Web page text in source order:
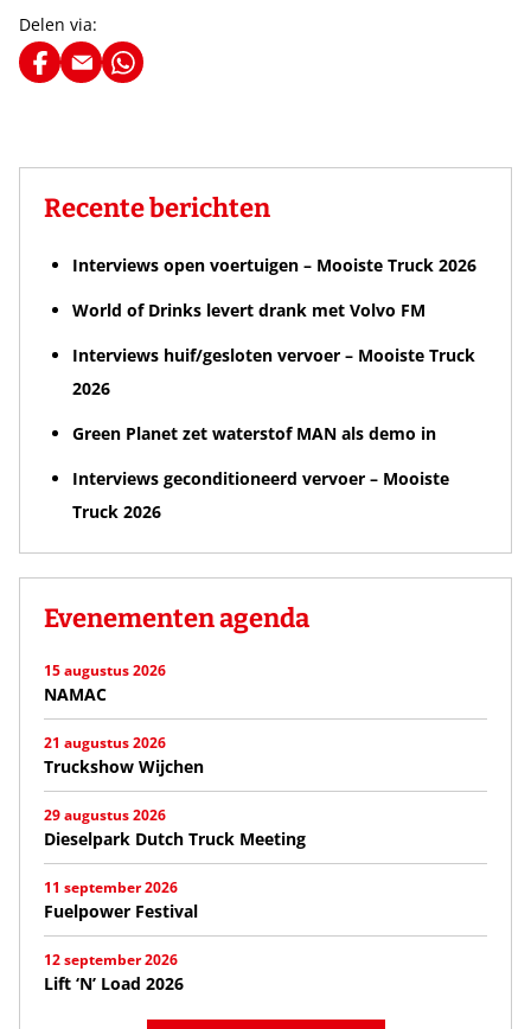
Delen via:
Recente berichten
Interviews open voertuigen – Mooiste Truck 2026
World of Drinks levert drank met Volvo FM
Interviews huif/gesloten vervoer – Mooiste Truck
2026
Green Planet zet waterstof MAN als demo in
Interviews geconditioneerd vervoer – Mooiste
Truck 2026
Evenementen agenda
15 augustus 2026
NAMAC
21 augustus 2026
Truckshow Wijchen
29 augustus 2026
Dieselpark Dutch Truck Meeting
11 september 2026
Fuelpower Festival
12 september 2026
Lift ‘N’ Load 2026